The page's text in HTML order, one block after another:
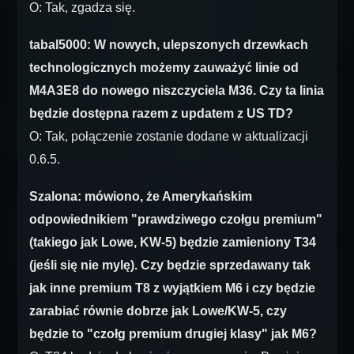
O: Tak, zgadza się.
tabal5000: W nowych, ulepszonych drzewkach
technologicznych możemy zauważyć linie od
M4A3E8 do nowego niszczyciela M36. Czy ta linia
będzie dostępna razem z updatem z US TD?
O: Tak, połączenie zostanie dodane w aktualizacji
0.6.5.
Szalona: mówiono, że Amerykańskim
odpowiednikiem "prawdziwego czołgu premium"
(takiego jak Lowe, KW-5) będzie zamieniony T34
(jeśli się nie mylę). Czy będzie sprzedawany tak
jak inne premium T8 z wyjątkiem M6 i czy będzie
zarabiać równie dobrze jak Lowe/KW-5, czy
będzie to "czołg premium drugiej klasy" jak M6?